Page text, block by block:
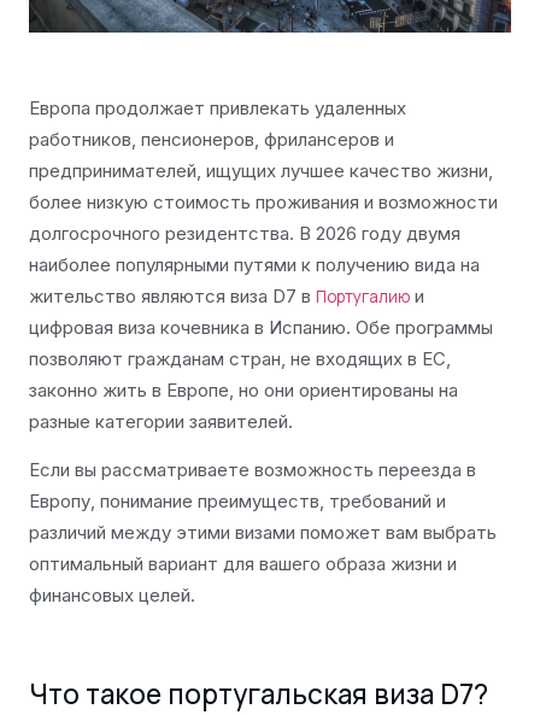
Европа продолжает привлекать удаленных
работников, пенсионеров, фрилансеров и
предпринимателей, ищущих лучшее качество жизни,
более низкую стоимость проживания и возможности
долгосрочного резидентства. В 2026 году двумя
наиболее популярными путями к получению вида на
жительство являются виза D7 в Португалию и
цифровая виза кочевника в Испанию. Обе программы
позволяют гражданам стран, не входящих в ЕС,
законно жить в Европе, но они ориентированы на
разные категории заявителей.
Если вы рассматриваете возможность переезда в
Европу, понимание преимуществ, требований и
различий между этими визами поможет вам выбрать
оптимальный вариант для вашего образа жизни и
финансовых целей.
Что такое португальская виза D7?